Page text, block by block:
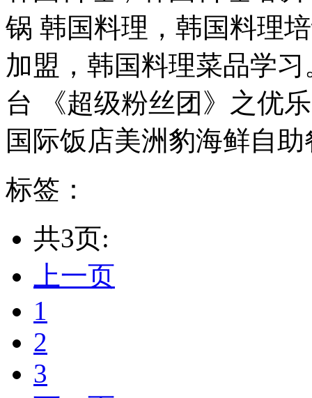
锅 韩国料理，韩国料理
加盟，韩国料理菜品学
台 《超级粉丝团》之优
国际饭店美洲豹海鲜自
标签：
共3页:
上一页
1
2
3